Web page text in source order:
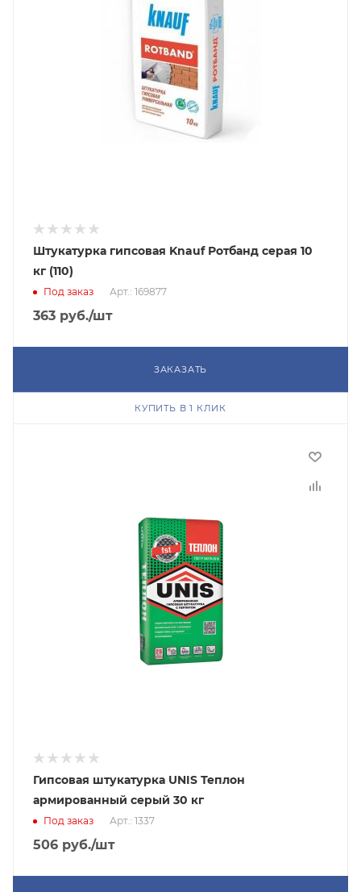
Штукатурка гипсовая Knauf Ротбанд серая 10
кг (110)
Под заказ Арт.: 169877
363 руб./шт
ЗАКАЗАТЬ
КУПИТЬ В 1 КЛИК
Гипсовая штукатурка UNIS Теплон
армированный серый 30 кг
Под заказ Арт.: 1337
506 руб./шт